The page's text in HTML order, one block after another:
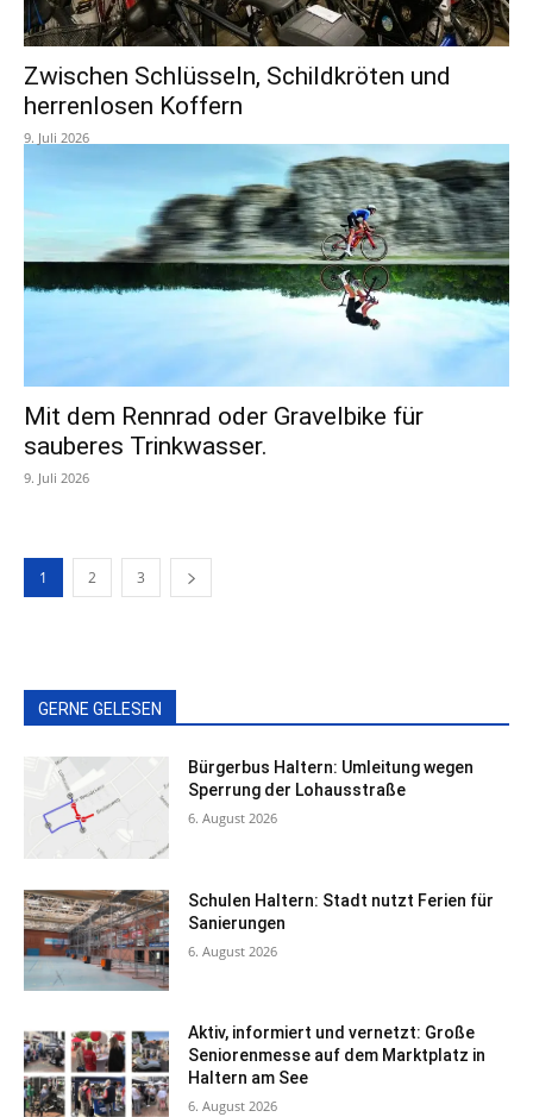
Zwischen Schlüsseln, Schildkröten und
herrenlosen Koffern
9. Juli 2026
Mit dem Rennrad oder Gravelbike für
sauberes Trinkwasser.
9. Juli 2026
1 2 3
GERNE GELESEN
Bürgerbus Haltern: Umleitung wegen
Sperrung der Lohausstraße
6. August 2026
Schulen Haltern: Stadt nutzt Ferien für
Sanierungen
6. August 2026
Aktiv, informiert und vernetzt: Große
Seniorenmesse auf dem Marktplatz in
Haltern am See
6. August 2026